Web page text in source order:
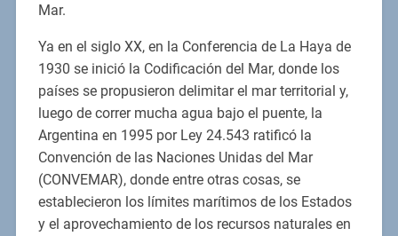
Mar.
Ya en el siglo XX, en la Conferencia de La Haya de
1930 se inició la Codificación del Mar, donde los
países se propusieron delimitar el mar territorial y,
luego de correr mucha agua bajo el puente, la
Argentina en 1995 por Ley 24.543 ratificó la
Convención de las Naciones Unidas del Mar
(CONVEMAR), donde entre otras cosas, se
establecieron los límites marítimos de los Estados
y el aprovechamiento de los recursos naturales en